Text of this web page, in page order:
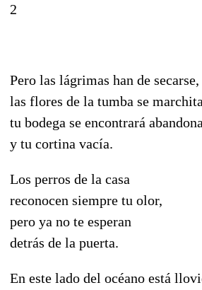
2
Pero las lágrimas han de secarse,
las flores de la tumba se
tu bodega se encontrará
y tu cortina vacía.
Los perros de la casa
reconocen siempre tu olor,
pero ya no te esperan
detrás de la puerta.
En este lado del océano está